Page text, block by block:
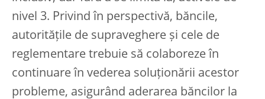
nivel 3. Privind în perspectivă, băncile,
autoritățile de supraveghere și cele de
reglementare trebuie să colaboreze în
continuare în vederea soluționării acestor
probleme, asigurând aderarea băncilor la